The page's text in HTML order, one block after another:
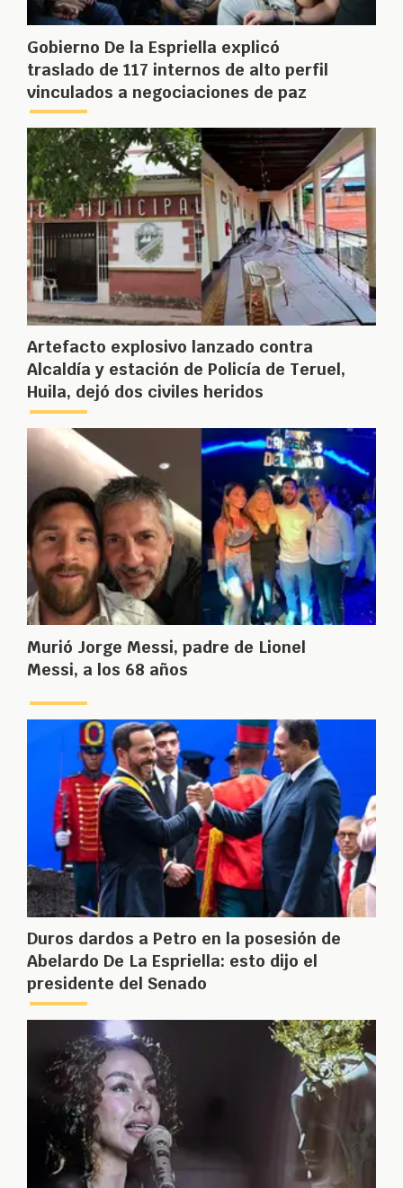
Gobierno De la Espriella explicó
traslado de 117 internos de alto perfil
vinculados a negociaciones de paz
Artefacto explosivo lanzado contra
Alcaldía y estación de Policía de Teruel,
Huila, dejó dos civiles heridos
Murió Jorge Messi, padre de Lionel
Messi, a los 68 años
Duros dardos a Petro en la posesión de
Abelardo De La Espriella: esto dijo el
presidente del Senado